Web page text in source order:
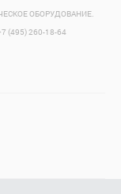
ОБОРУДОВАНИЕ.
(495) 260-18-64